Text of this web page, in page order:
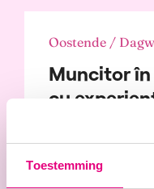
Toestemming
Oostende /
Muncitor
cu